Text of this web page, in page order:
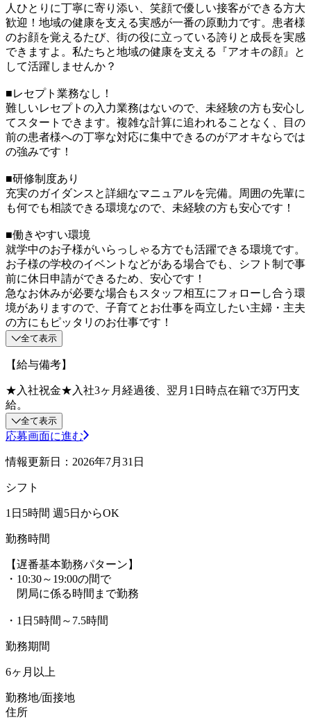
人ひとりに丁寧に寄り添い、笑顔で優しい接客ができる方大
歓迎！地域の健康を支える実感が一番の原動力です。患者様
のお顔を覚えるたび、街の役に立っている誇りと成長を実感
できますよ。私たちと地域の健康を支える『アオキの顔』と
して活躍しませんか？
■レセプト業務なし！
難しいレセプトの入力業務はないので、未経験の方も安心し
てスタートできます。複雑な計算に追われることなく、目の
前の患者様への丁寧な対応に集中できるのがアオキならでは
の強みです！
■研修制度あり
充実のガイダンスと詳細なマニュアルを完備。周囲の先輩に
も何でも相談できる環境なので、未経験の方も安心です！
■働きやすい環境
就学中のお子様がいらっしゃる方でも活躍できる環境です。
お子様の学校のイベントなどがある場合でも、シフト制で事
前に休日申請ができるため、安心です！
急なお休みが必要な場合もスタッフ相互にフォローし合う環
境がありますので、子育てとお仕事を両立したい主婦・主夫
の方にもピッタリのお仕事です！
全て表示
【給与備考】
★入社祝金★入社3ヶ月経過後、翌月1日時点在籍で3万円支
給。
全て表示
応募画面に進む
情報更新日：2026年7月31日
シフト
1日5時間 週5日からOK
勤務時間
【遅番基本勤務パターン】
・10:30～19:00の間で
閉局に係る時間まで勤務
・1日5時間～7.5時間
勤務期間
6ヶ月以上
勤務地/面接地
住所